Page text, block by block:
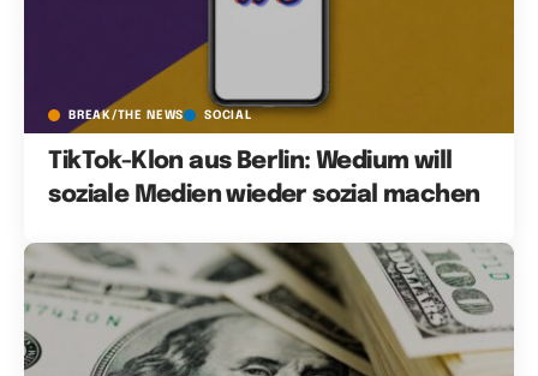
BREAK/THE NEWS SOCIAL
TikTok-Klon aus Berlin: Wedium will
soziale Medien wieder sozial machen